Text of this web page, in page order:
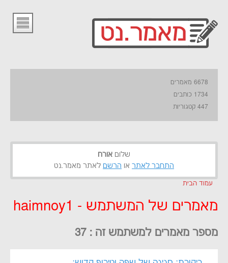
שלום אורח
התחבר לאתר או הרשם לאתר מאמר.נט
6678 מאמרים
1734 כותבים
447 קטגוריות
עמוד הבית
מאמרים של המשתמש - haimnoy1
מספר מאמרים למשתמש זה : 37